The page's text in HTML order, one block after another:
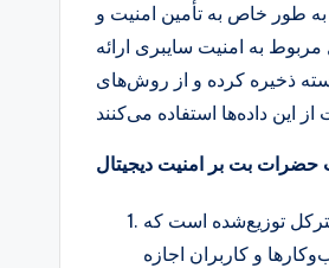
طور خاص به تأمین امنیت و
به امنیت سایبری ارائه
ذخیره کرده و از روش‌های
حضرات بت بر امنیت دیجیتال
توزیع‌شده است که
و کاربران اجازه